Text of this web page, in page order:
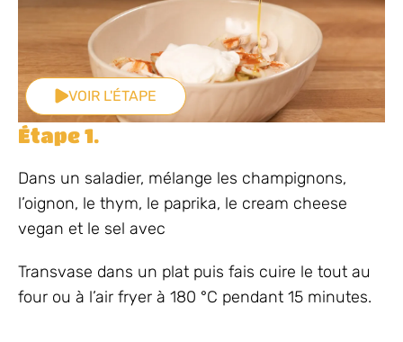
VOIR L'ÉTAPE
Étape 1.
Dans un saladier, mélange les champignons,
l’oignon, le thym, le paprika, le cream cheese
vegan et le sel avec
Transvase dans un plat puis fais cuire le tout au
four ou à l’air fryer à 180 °C pendant 15 minutes.